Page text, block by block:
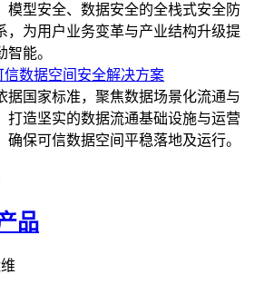
模型安全、数据安全的全栈式安全防
，为用户业务变革与产业结构升级提
智能。
信数据空间安全解决方案
据国家标准，聚焦数据场景化流通与
打造坚实的数据流通基础设施与运营
确保可信数据空间平稳落地及运行。
品